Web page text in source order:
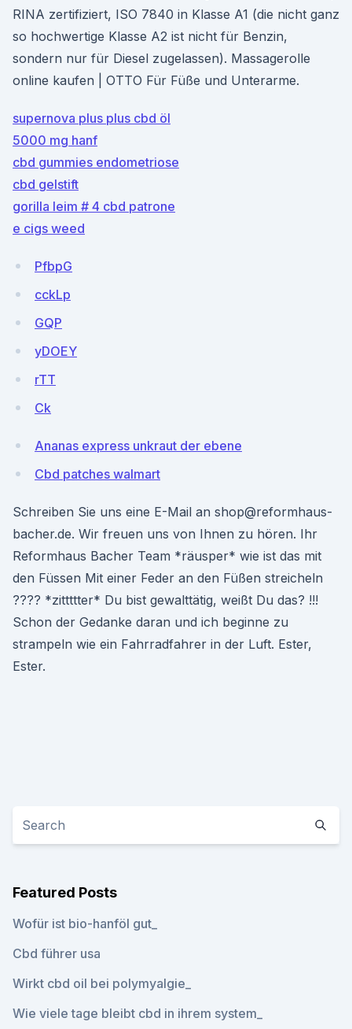
RINA zertifiziert, ISO 7840 in Klasse A1 (die nicht ganz
so hochwertige Klasse A2 ist nicht für Benzin,
sondern nur für Diesel zugelassen). Massagerolle
online kaufen | OTTO Für Füße und Unterarme.
supernova plus plus cbd öl
5000 mg hanf
cbd gummies endometriose
cbd gelstift
gorilla leim # 4 cbd patrone
e cigs weed
PfbpG
cckLp
GQP
yDOEY
rTT
Ck
Ananas express unkraut der ebene
Cbd patches walmart
Schreiben Sie uns eine E-Mail an shop@reformhaus-
bacher.de. Wir freuen uns von Ihnen zu hören. Ihr
Reformhaus Bacher Team *räusper* wie ist das mit
den Füssen Mit einer Feder an den Füßen streicheln
???? *zittttter* Du bist gewalttätig, weißt Du das? !!!
Schon der Gedanke daran und ich beginne zu
strampeln wie ein Fahrradfahrer in der Luft. Ester,
Ester.
Featured Posts
Wofür ist bio-hanföl gut_
Cbd führer usa
Wirkt cbd oil bei polymyalgie_
Wie viele tage bleibt cbd in ihrem system_